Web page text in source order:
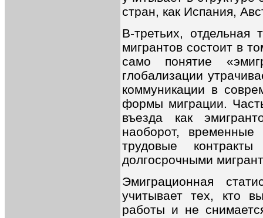
стран, как Испания,
В-третьих, отдельная
мигрантов состоит в
само понятие
глобализации
коммуникации в
формы миграции.
въезда как
наоборот, временные
трудовые
долгосрочными
Эмиграционная
учитывает тех, кто
работы и не